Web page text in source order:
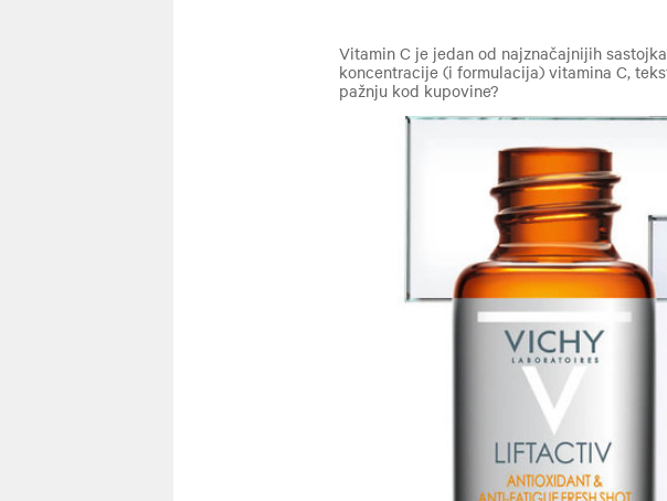
Vitamin C je jedan od najznačajnijih
koncentracije (i formulacija) vitamina C,
pažnju kod kupovine?